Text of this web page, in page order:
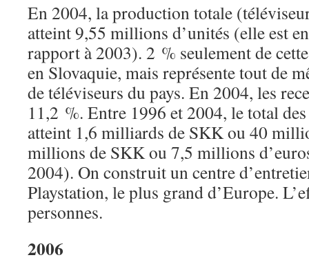
En 2004, la production totale
atteint 9,55 millions d’unités (elle est
rapport à 2003). 2 % seulement de
en Slovaquie, mais représente tout de
de téléviseurs du pays. En 2004, les
11,2 %. Entre 1996 et 2004, le total
atteint 1,6 milliards de SKK ou 40
millions de SKK ou 7,5 millions
2004). On construit un centre
Playstation, le plus grand d’Europe.
personnes.
2006